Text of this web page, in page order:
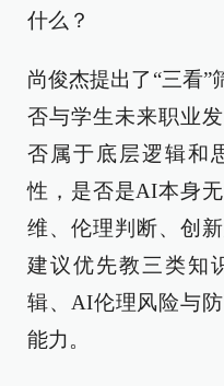
什么？
尚俊杰提出了“三看”
否与学生未来职业
否属于底层逻辑和
性，是否是AI本身
维、伦理判断、创
建议优先教三类知
辑、AI伦理风险与
能力。